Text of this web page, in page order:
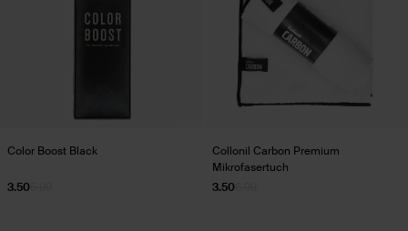
Color Boost Black
3.50
Collonil Carbon Premium
Mikrofasertuch
3.50